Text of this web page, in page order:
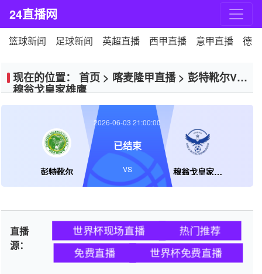
24直播网
篮球新闻 足球新闻 英超直播 西甲直播 意甲直播 德
现在的位置： 首页 > 喀麦隆甲直播> 彭特靴尔VS
穆翁戈皇家雄鹰
彭特靴尔 穆翁戈皇家雄鹰
2026-06-03 21:00:00
已结束
VS
直播
源：
世界杯现场直播
热门推荐
免费直播
世界杯免费直播